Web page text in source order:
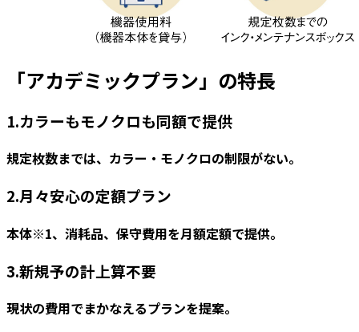
「アカデミックプラン」の特長
1.カラーもモノクロも同額で提供
規定枚数までは、カラー・モノクロの制限がない。
2.月々安心の定額プラン
本体※1、消耗品、保守費用を月額定額で提供。
3.新規予の計上算不要
現状の費用でまかなえるプランを提案。